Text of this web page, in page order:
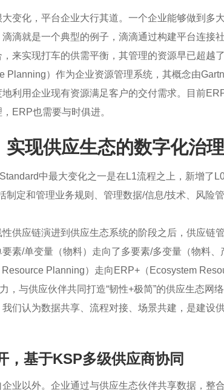
变化，平台企业大行其道。一个企业能够做到多
滴就是一个典型的例子，滴滴通过构建平台连接
来实现打车的供需平衡，其管理的资源早已超越
Planning）作为企业资源管理系统，其概念由
利用企业现有资源满足客户的交付需求。目前
ERP也需要与时俱进。
实现供应生态的数字化治理
中最大变化之一是在L1流程之上，新增了
制定和管理业务规则、管理数据/信息/技术、风险
供应链演进到供应生态系统的阶段之后，供应链
素/单变量（物料）走向了多要素/多变量（物料
Planning）走向ERP+（Ecosystem
与供应伙伴共同打造“韧性+极简”的供应生态网络
们认为数据共享、流程对接、场景共建，是建设
，基于KSP多级供应商协同
业以外。企业通过与供应生态伙伴共享数据，整